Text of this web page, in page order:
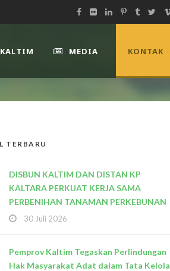
MEDIA KONTAK
TERBARU
DISBUN KALTIM DAN DISTAN KP
KALTARA PERKUAT KERJA SAMA
PERBENIHAN TANAMAN PERKEBUNAN
30 Juli 2026
Pemprov Kaltim Tegaskan Perlindungan
Hak Masyarakat Adat dalam Tata Kelola